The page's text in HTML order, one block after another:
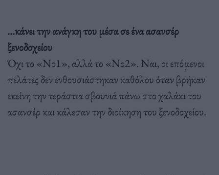
…κάνει την ανάγκη του μέσα σε ένα ασανσέρ
ξενοδοχείου
Όχι το «Νο1», αλλά το «Νο2». Ναι, οι επόμενοι
πελάτες δεν ενθουσιάστηκαν καθόλου όταν βρήκαν
εκείνη την τεράστια σβουνιά πάνω στο χαλάκι του
ασανσέρ και κάλεσαν την διοίκηση του ξενοδοχείου.